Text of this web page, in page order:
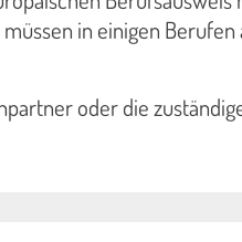
in einigen
oder die